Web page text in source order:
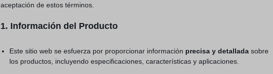
aceptación de estos términos.
1. Información del Producto
Este sitio web se esfuerza por proporcionar información precisa y detallada sobre
los productos, incluyendo especificaciones, características y aplicaciones.